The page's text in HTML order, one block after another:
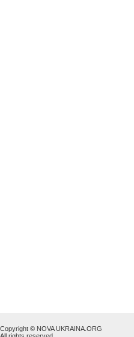
Copyright © NOVA UKRAINA.ORG